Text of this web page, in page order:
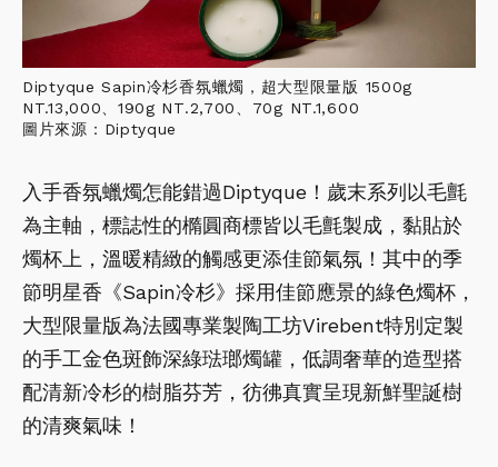
Diptyque Sapin冷杉香氛蠟燭，超大型限量版 1500g
NT.13,000、190g NT.2,700、70g NT.1,600
圖片來源：Diptyque
入手香氛蠟燭怎能錯過Diptyque！歲末系列以毛氈
為主軸，標誌性的橢圓商標皆以毛氈製成，黏貼於
燭杯上，溫暖精緻的觸感更添佳節氣氛！其中的季
節明星香《Sapin冷杉》採用佳節應景的綠色燭杯，
大型限量版為法國專業製陶工坊Virebent特別定製
的手工金色斑飾深綠琺瑯燭罐，低調奢華的造型搭
配清新冷杉的樹脂芬芳，彷彿真實呈現新鮮聖誕樹
的清爽氣味！